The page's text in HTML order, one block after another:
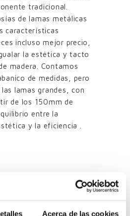
Acerca de las cookies
tradicional.
de lamas metálicas
características
incluso mejor precio,
la estética y tacto
madera. Contamos
de medidas, pero
lamas grandes, con
de los 150mm de
entre la
y la eficiencia .
frecuentes: